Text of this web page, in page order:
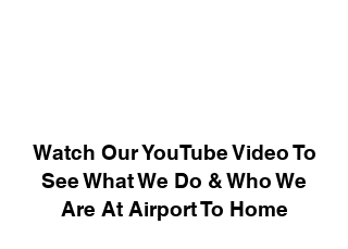
Watch Our YouTube Video To
See What We Do & Who We
Are At Airport To Home